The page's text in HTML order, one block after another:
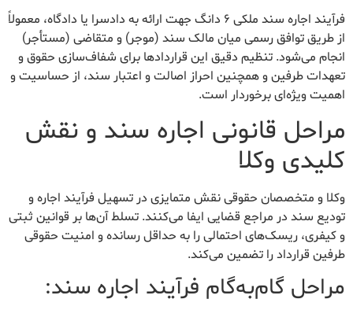
فرآیند اجاره سند ملکی ۶ دانگ جهت ارائه به دادسرا یا دادگاه، معمولاً
از طریق توافق رسمی میان مالک سند (موجر) و متقاضی (مستأجر)
انجام می‌شود. تنظیم دقیق این قراردادها برای شفاف‌سازی حقوق و
تعهدات طرفین و همچنین احراز اصالت و اعتبار سند، از حساسیت و
اهمیت ویژه‌ای برخوردار است.
مراحل قانونی اجاره سند و نقش
کلیدی وکلا
وکلا و متخصصان حقوقی نقش متمایزی در تسهیل فرآیند اجاره و
تودیع سند در مراجع قضایی ایفا می‌کنند. تسلط آن‌ها بر قوانین ثبتی
و کیفری، ریسک‌های احتمالی را به حداقل رسانده و امنیت حقوقی
طرفین قرارداد را تضمین می‌کند.
مراحل گام‌به‌گام فرآیند اجاره سند: